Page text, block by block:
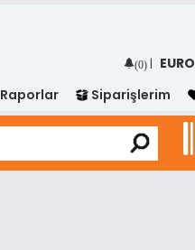
(0) | EURO
Raporlar Siparişlerim